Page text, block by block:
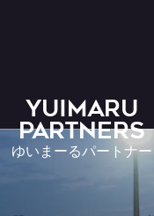
YUIMARU
Partners
ゆいまーるパートナー